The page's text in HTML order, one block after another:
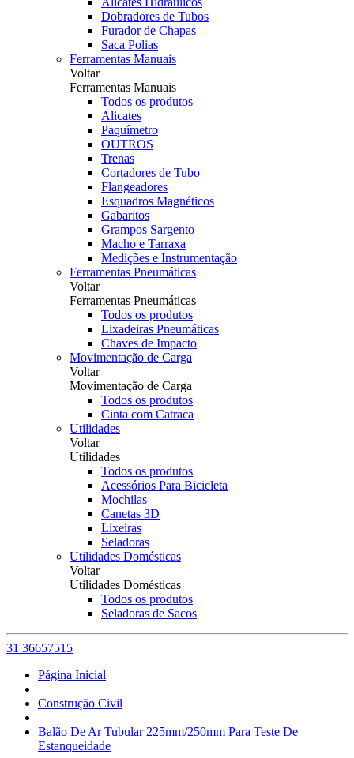
Dobradores de Tubos
Furador de Chapas
Saca Polias
Ferramentas Manuais
Voltar
Ferramentas Manuais
Todos os produtos
Alicates
Paquímetro
OUTROS
Trenas
Cortadores de Tubo
Flangeadores
Esquadros Magnéticos
Gabaritos
Grampos Sargento
Macho e Tarraxa
Medições e Instrumentação
Ferramentas Pneumáticas
Voltar
Ferramentas Pneumáticas
Todos os produtos
Lixadeiras Pneumáticas
Chaves de Impacto
Movimentação de Carga
Voltar
Movimentação de Carga
Todos os produtos
Cinta com Catraca
Utilidades
Voltar
Utilidades
Todos os produtos
Acessórios Para Bicicleta
Mochilas
Canetas 3D
Lixeiras
Seladoras
Utilidades Domésticas
Voltar
Utilidades Domésticas
Todos os produtos
Seladoras de Sacos
31 36657515
Página Inicial
Construção Civil
Balão De Ar Tubular 225mm/250mm Para Teste De
Estanqueidade